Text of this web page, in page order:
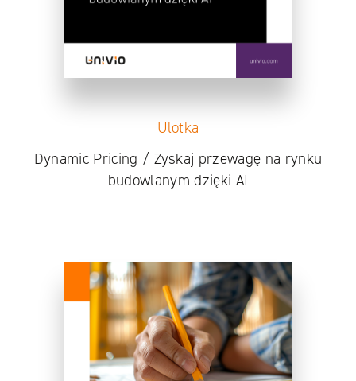
Ulotka
Dynamic Pricing / Zyskaj przewagę na rynku
budowlanym dzięki AI